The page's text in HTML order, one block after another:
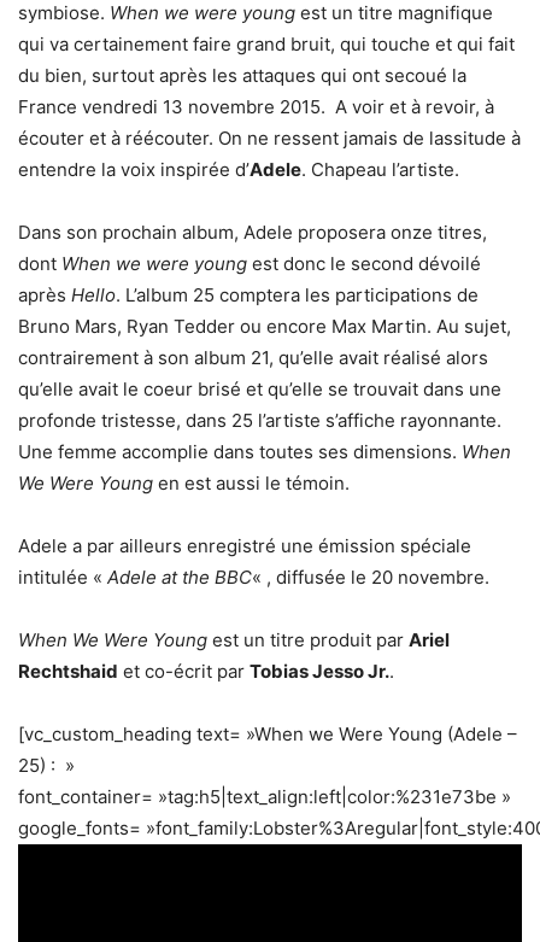
symbiose. When we were young est un titre magnifique
qui va certainement faire grand bruit, qui touche et qui fait
du bien, surtout après les attaques qui ont secoué la
France vendredi 13 novembre 2015. A voir et à revoir, à
écouter et à réécouter. On ne ressent jamais de lassitude à
entendre la voix inspirée d’Adele. Chapeau l’artiste.
Dans son prochain album, Adele proposera onze titres,
dont When we were young est donc le second dévoilé
après Hello. L’album 25 comptera les participations de
Bruno Mars, Ryan Tedder ou encore Max Martin. Au sujet,
contrairement à son album 21, qu’elle avait réalisé alors
qu’elle avait le coeur brisé et qu’elle se trouvait dans une
profonde tristesse, dans 25 l’artiste s’affiche rayonnante.
Une femme accomplie dans toutes ses dimensions. When
We Were Young en est aussi le témoin.
Adele a par ailleurs enregistré une émission spéciale
intitulée « Adele at the BBC« , diffusée le 20 novembre.
When We Were Young est un titre produit par Ariel
Rechtshaid et co-écrit par Tobias Jesso Jr..
[vc_custom_heading text= »When we Were Young (Adele –
25) : »
font_container= »tag:h5|text_align:left|color:%231e73be »
google_fonts=